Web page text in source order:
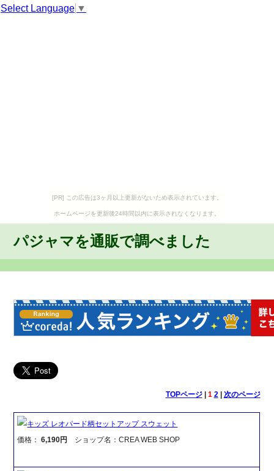
Select Language ▼
[PR] この広告は3ヶ月以上更新がないため表示されています。
ホームページを更新後24時間以内に表示されなくなります。
パジャマを通販で調べました
TOPページ| 1 2| 次のページ
キッズ レオパード柄セットアップ スウェット
価格：6,190円 ショップ名：CREA WEB SHOP